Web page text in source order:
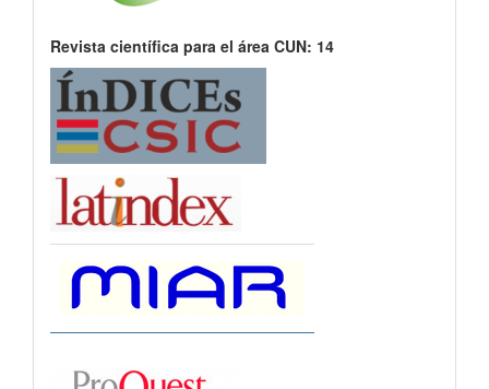
Revista científica para el área CUN: 14